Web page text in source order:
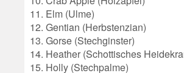
Elm (Ulme)
Gentian (Herbstenzian)
Gorse (Stechginster)
Heather (Schottisches
Holly (Stechpalme)